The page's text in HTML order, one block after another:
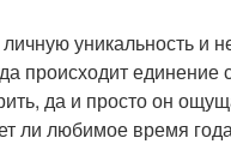
уникальность и
происходит
да и просто он
ли любимое время